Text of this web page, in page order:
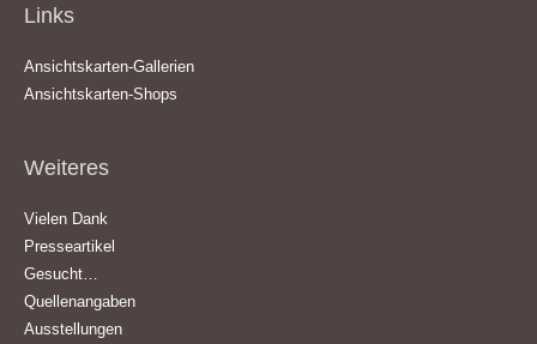
Links
Ansichtskarten-Gallerien
Ansichtskarten-Shops
Weiteres
Vielen Dank
Presseartikel
Gesucht…
Quellenangaben
Ausstellungen